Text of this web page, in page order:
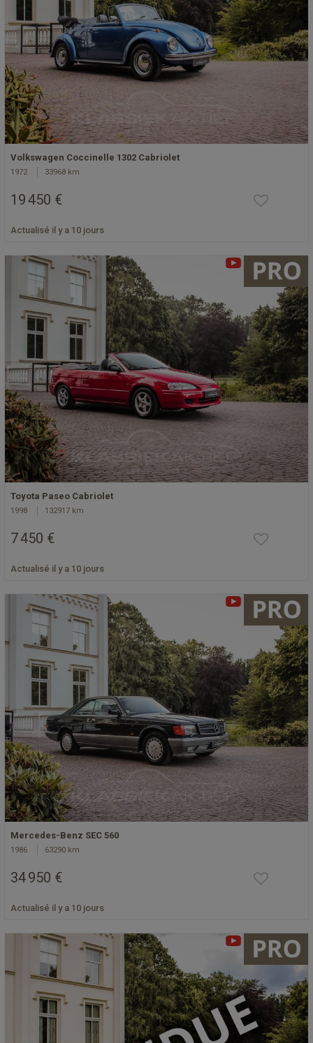
Volkswagen Coccinelle 1302 Cabriolet
1972 33968 km
19 450 €
Actualisé il y a 10 jours
Toyota Paseo Cabriolet
1998 132917 km
7 450 €
Actualisé il y a 10 jours
Mercedes-Benz SEC 560
1986 63290 km
34 950 €
Actualisé il y a 10 jours